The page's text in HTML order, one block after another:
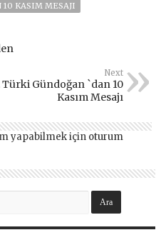
10 KASIM MESAJI
Next
Türki Gündoğan `dan 10
Kasım Mesajı
yapabilmek için oturum